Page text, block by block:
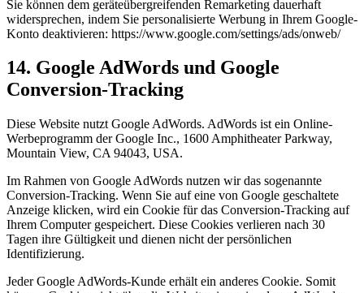
Sie können dem geräteübergreifenden Remarketing dauerhaft
widersprechen, indem Sie personalisierte Werbung in Ihrem Google-
Konto deaktivieren: https://www.google.com/settings/ads/onweb/
14. Google AdWords und Google
Conversion-Tracking
Diese Website nutzt Google AdWords. AdWords ist ein Online-
Werbeprogramm der Google Inc., 1600 Amphitheater Parkway,
Mountain View, CA 94043, USA.
Im Rahmen von Google AdWords nutzen wir das sogenannte
Conversion-Tracking. Wenn Sie auf eine von Google geschaltete
Anzeige klicken, wird ein Cookie für das Conversion-Tracking auf
Ihrem Computer gespeichert. Diese Cookies verlieren nach 30
Tagen ihre Gültigkeit und dienen nicht der persönlichen
Identifizierung.
Jeder Google AdWords-Kunde erhält ein anderes Cookie. Somit